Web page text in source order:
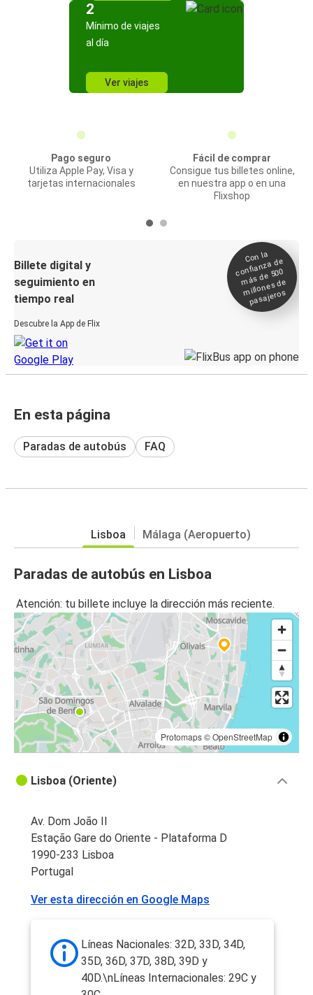
2
Mínimo de viajes
al día
Ver viajes
Pago seguro
Utiliza Apple Pay, Visa y
tarjetas internacionales
Fácil de comprar
Consigue tus billetes online,
en nuestra app o en una
Flixshop
Billete digital y
seguimiento en
tiempo real
Descubre la App de Flix
Con la
confianza de
más de 500
millones de
pasajeros
En esta página
Paradas de autobús FAQ
Lisboa Málaga (Aeropuerto)
Paradas de autobús en Lisboa
Atención: tu billete incluye la dirección más reciente.
Protomaps©OpenStreetMap
Lisboa (Oriente)
Av. Dom João II
Estação Gare do Oriente - Plataforma D
1990-233 Lisboa
Portugal
Ver esta dirección en Google Maps
Líneas Nacionales: 32D, 33D, 34D,
35D, 36D, 37D, 38D, 39D y
40D.\nLíneas Internacionales: 29C y